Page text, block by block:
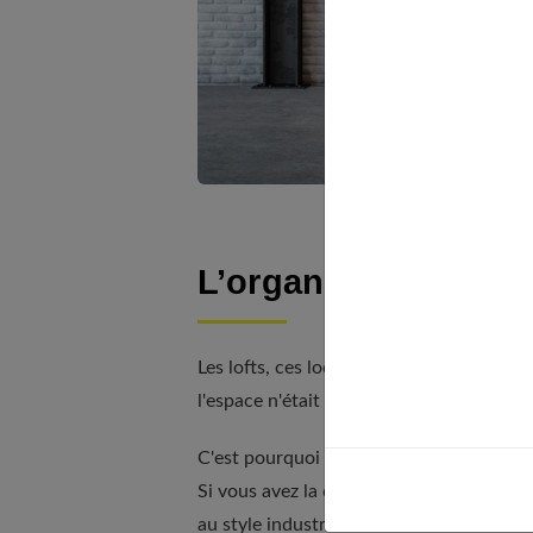
L’organisation de
Les lofts, ces locaux industriels qui ont
l'espace n'était séparé par aucune
C'est pourquoi le style industriel
Si vous avez la chance de posséder un
au style industriel.